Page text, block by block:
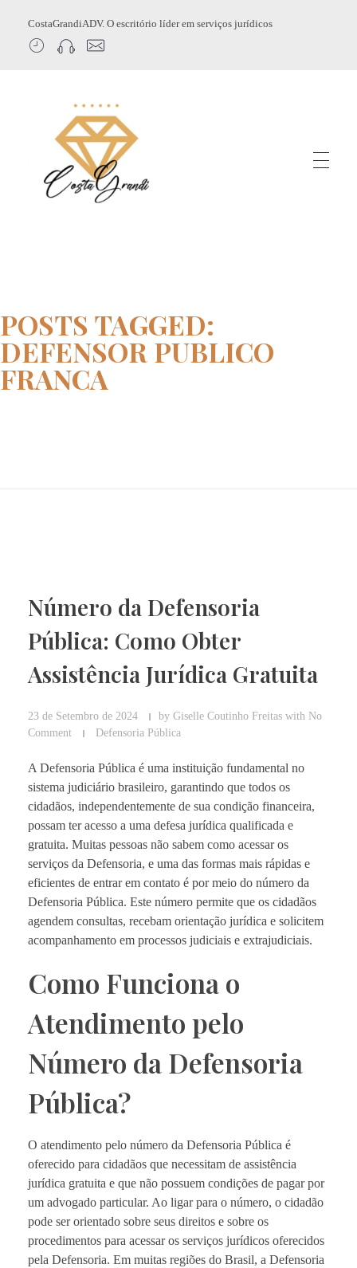
CostaGrandiADV. O escritório líder em serviços jurídicos
POSTS TAGGED:
DEFENSOR PUBLICO
FRANCA
Número da Defensoria
Pública: Como Obter
Assistência Jurídica Gratuita
23 de Setembro de 2024 by Giselle Coutinho Freitas with No
Comment
Defensoria Pública
A Defensoria Pública é uma instituição fundamental no
sistema judiciário brasileiro, garantindo que todos os
cidadãos, independentemente de sua condição financeira,
possam ter acesso a uma defesa jurídica qualificada e
gratuita. Muitas pessoas não sabem como acessar os
serviços da Defensoria, e uma das formas mais rápidas e
eficientes de entrar em contato é por meio do número da
Defensoria Pública. Este número permite que os cidadãos
agendem consultas, recebam orientação jurídica e solicitem
acompanhamento em processos judiciais e extrajudiciais.
Como Funciona o
Atendimento pelo
Número da Defensoria
Pública?
O atendimento pelo número da Defensoria Pública é
oferecido para cidadãos que necessitam de assistência
jurídica gratuita e que não possuem condições de pagar por
um advogado particular. Ao ligar para o número, o cidadão
pode ser orientado sobre seus direitos e sobre os
procedimentos para acessar os serviços jurídicos oferecidos
pela Defensoria. Em muitas regiões do Brasil, a Defensoria